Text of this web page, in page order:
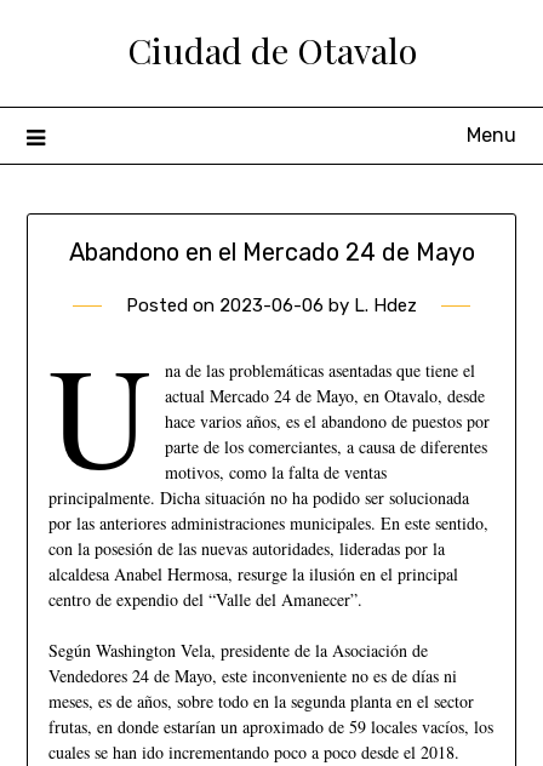
Ciudad de Otavalo
Menu
Abandono en el Mercado 24 de Mayo
Posted on 2023-06-06 by L. Hdez
U
na de las problemáticas asentadas que tiene el
actual Mercado 24 de Mayo, en Otavalo, desde
hace varios años, es el abandono de puestos por
parte de los comerciantes, a causa de diferentes
motivos, como la falta de ventas
principalmente. Dicha situación no ha podido ser solucionada
por las anteriores administraciones municipales. En este sentido,
con la posesión de las nuevas autoridades, lideradas por la
alcaldesa Anabel Hermosa, resurge la ilusión en el principal
centro de expendio del “Valle del Amanecer”.
Según Washington Vela, presidente de la Asociación de
Vendedores 24 de Mayo, este inconveniente no es de días ni
meses, es de años, sobre todo en la segunda planta en el sector
frutas, en donde estarían un aproximado de 59 locales vacíos, los
cuales se han ido incrementando poco a poco desde el 2018.